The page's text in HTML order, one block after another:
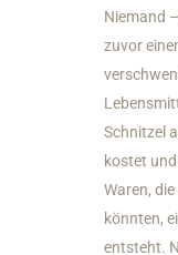
Niemand
zuvor
Schnitzel
kostet
Waren,
könnten,
entsteht.